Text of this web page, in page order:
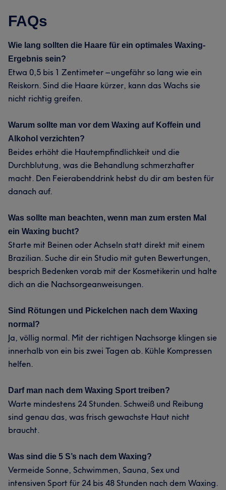
FAQs
Wie lang sollten die Haare für ein optimales Waxing-
Ergebnis sein?
Etwa 0,5 bis 1 Zentimeter – ungefähr so lang wie ein
Reiskorn. Sind die Haare kürzer, kann das Wachs sie
nicht richtig greifen.
Warum sollte man vor dem Waxing auf Koffein und
Alkohol verzichten?
Beides erhöht die Hautempfindlichkeit und die
Durchblutung, was die Behandlung schmerzhafter
macht. Den Feierabenddrink hebst du dir am besten für
danach auf.
Was sollte man beachten, wenn man zum ersten Mal
ein Waxing bucht?
Starte mit Beinen oder Achseln statt direkt mit einem
Brazilian. Suche dir ein Studio mit guten Bewertungen,
besprich Bedenken vorab mit der Kosmetikerin und halte
dich an die Nachsorgeanweisungen.
Sind Rötungen und Pickelchen nach dem Waxing
normal?
Ja, völlig normal. Mit der richtigen Nachsorge klingen sie
innerhalb von ein bis zwei Tagen ab. Kühle Kompressen
helfen.
Darf man nach dem Waxing Sport treiben?
Warte mindestens 24 Stunden. Schweiß und Reibung
sind genau das, was frisch gewachste Haut nicht
braucht.
Was sind die 5 S’s nach dem Waxing?
Vermeide Sonne, Schwimmen, Sauna, Sex und
intensiven Sport für 24 bis 48 Stunden nach dem Waxing.